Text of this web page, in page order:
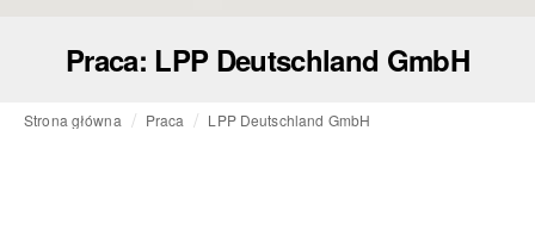
Praca: LPP Deutschland GmbH
Strona główna Praca LPP Deutschland GmbH